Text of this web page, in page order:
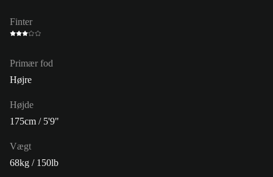
Finter
Primær fod
Højre
Højde
175cm / 5'9"
Vægt
68kg / 150lb